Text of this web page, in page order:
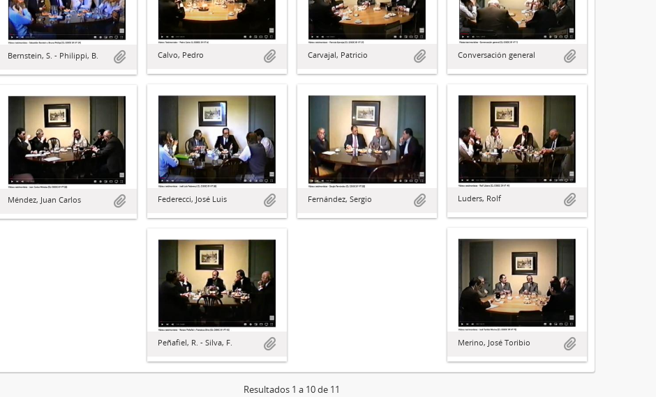
Bernstein, S. - Philippi, B. Calvo, Pedro Carvajal, Patricio Conversación general
Federecci, José Luis Fernández, Sergio Luders, Rolf
Méndez, Juan Carlos
Merino, José Toribio
Peñafiel, R. - Silva, F.
Resultados 1 a 10 de 11